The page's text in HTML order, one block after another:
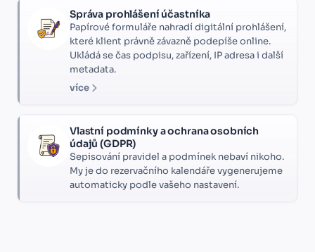
Správa prohlášení účastníka
Papírové formuláře nahradí digitální prohlášení,
které klient právně závazně podepíše online.
Ukládá se čas podpisu, zařízení, IP adresa i další
metadata.
více
Vlastní podmínky a ochrana osobních
údajů (GDPR)
Sepisování pravidel a podmínek nebaví nikoho.
My je do rezervačního kalendáře vygenerujeme
automaticky podle vašeho nastavení.